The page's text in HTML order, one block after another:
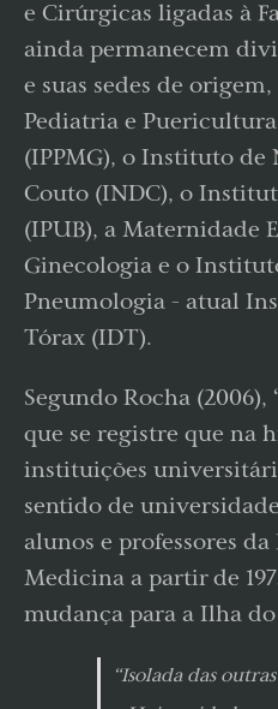
e Cirúrgicas ligadas à
ainda permanecem
e suas sedes de
Pediatria e
(IPPMG), o Instituto
Couto (INDC), o
(IPUB), a Maternidade
Ginecologia e o
Pneumologia - atual
Tórax (IDT).
Segundo Rocha (2006),
que se registre que na
instituições
sentido de
alunos e professores da
Medicina a partir de
mudança para a Ilha do
“Isolada das